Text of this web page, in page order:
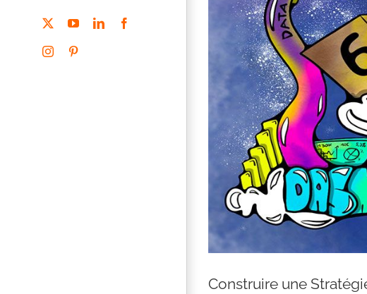
YouTubeLinkedIn
Instagram
Construire une